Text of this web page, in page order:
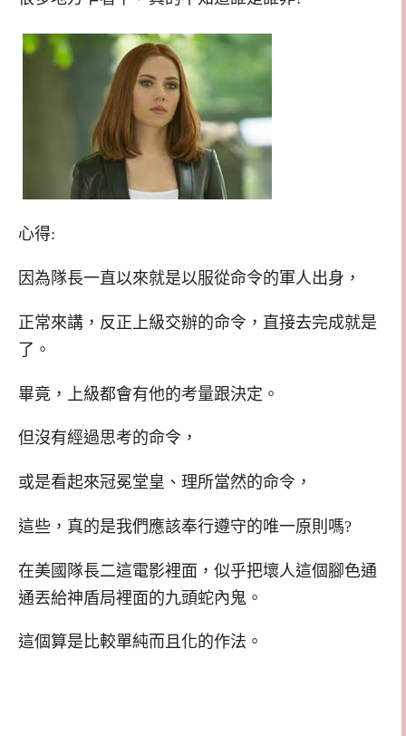
心得:
因為隊長一直以來就是以服從命令的軍人出身，
正常來講，反正上級交辦的命令，直接去完成就是
了。
畢竟，上級都會有他的考量跟決定。
但沒有經過思考的命令，
或是看起來冠冕堂皇、理所當然的命令，
這些，真的是我們應該奉行遵守的唯一原則嗎?
在美國隊長二這電影裡面，似乎把壞人這個腳色通
通丟給神盾局裡面的九頭蛇內鬼。
這個算是比較單純而且化的作法。